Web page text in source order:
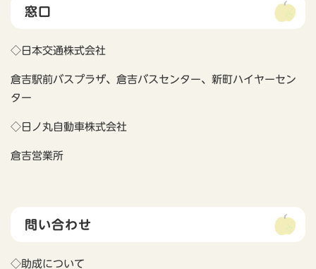
窓口
◇日本交通株式会社
倉吉駅前バスプラザ、倉吉バスセンター、新町ハイヤーセン
ター
◇日ノ丸自動車株式会社
倉吉営業所
問い合わせ
◇助成について